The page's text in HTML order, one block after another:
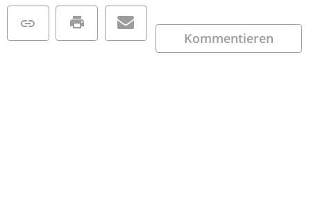
Kommentieren